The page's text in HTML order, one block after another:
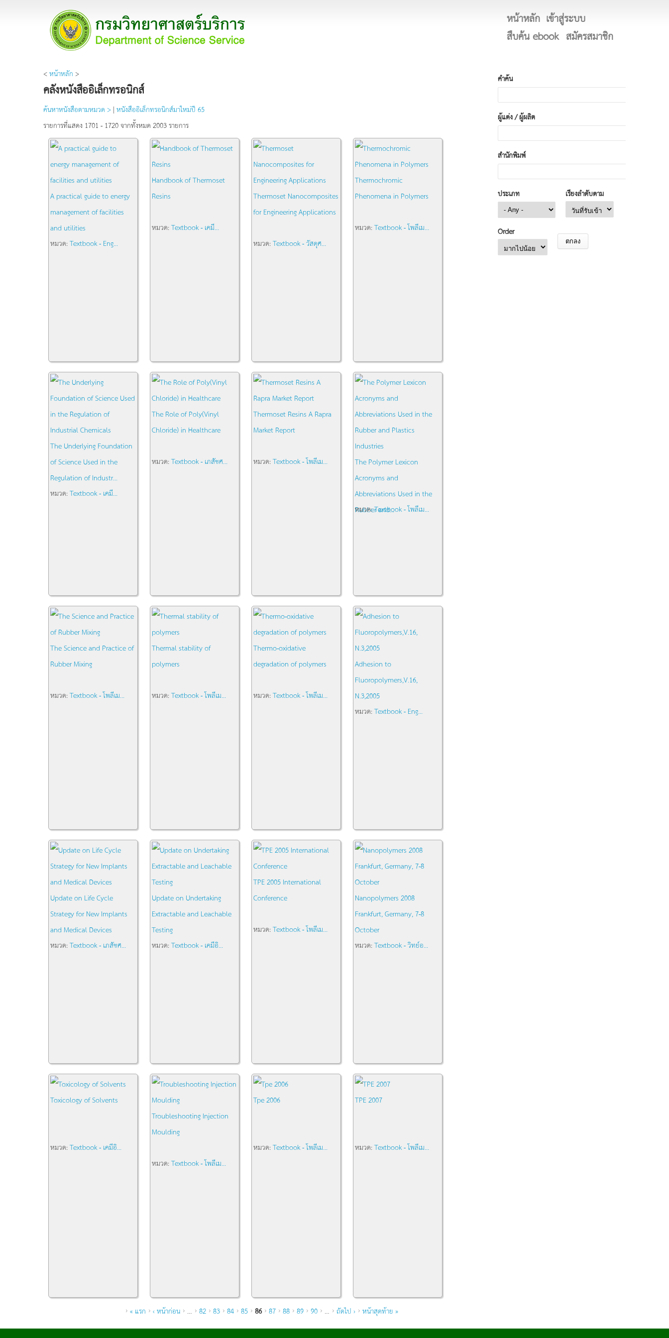
หน้าหลัก เข้าสู่ระบบ
สืบค้น ebook สมัครสมาชิก
<หน้าหลัก >
คลังหนังสืออิเล็กทรอนิกส์
ค้นหาหนังสือตามหมวด > | หนังสืออิเล็กทรอนิกส์มาใหม่ปี 65
รายการที่แสดง 1701 - 1720 จากทั้งหมด 2003 รายการ
A practical guide to energy
management of facilities
and utilities
หมวด:Textbook - Eng...
Handbook of Thermoset
Resins
หมวด:Textbook - เคมี...
Thermoset Nanocomposites
for Engineering Applications
หมวด:Textbook - วัสดุศ...
Thermochromic
Phenomena in Polymers
หมวด:Textbook - โพลีเม...
The Underlying Foundation
of Science Used in the
Regulation of Industr...
หมวด:Textbook - เคมี...
The Role of Poly(Vinyl
Chloride) in Healthcare
หมวด:Textbook - เภสัชศ...
Thermoset Resins A Rapra
Market Report
หมวด:Textbook - โพลีเม...
The Polymer Lexicon
Acronyms and
Abbreviations Used in the
Rubber and...
หมวด:Textbook - โพลีเม...
The Science and Practice of
Rubber Mixing
หมวด:Textbook - โพลีเม...
Thermal stability of
polymers
หมวด:Textbook - โพลีเม...
Thermo-oxidative
degradation of polymers
หมวด:Textbook - โพลีเม...
Adhesion to
Fluoropolymers,V.16,
N.3,2005
หมวด:Textbook - Eng...
Update on Life Cycle
Strategy for New Implants
and Medical Devices
หมวด:Textbook - เภสัชศ...
Update on Undertaking
Extractable and Leachable
Testing
หมวด:Textbook - เคมีอิ...
TPE 2005 International
Conference
หมวด:Textbook - โพลีเม...
Nanopolymers 2008
Frankfurt, Germany, 7-8
October
หมวด:Textbook - วิทย์อ...
Toxicology of Solvents
หมวด:Textbook - เคมีอิ...
Troubleshooting Injection
Moulding
หมวด:Textbook - โพลีเม...
Tpe 2006
หมวด:Textbook - โพลีเม...
TPE 2007
หมวด:Textbook - โพลีเม...
« แรก ‹ หน้าก่อน … 82 83 84 85 86 87 88 89 90 … ถัดไป › หน้าสุดท้าย »
คำค้น
ผู้แต่ง / ผู้ผลิต
สำนักพิมพ์
ประเภท เรียงลำดับตาม
Order